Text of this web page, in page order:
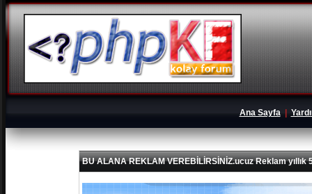
Ana Sayfa|
BU ALANA REKLAM VEREBİLİRSİNİZ.ucuz Reklam yıllık